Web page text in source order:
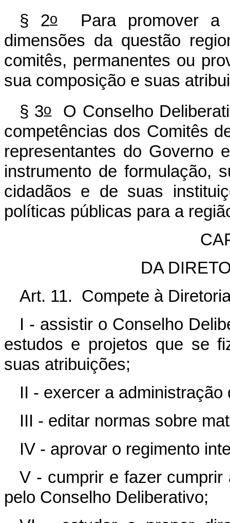
§ 2oPara promover a
dimensões da questão
comitês, permanentes ou
sua composição e suas
§ 3oO Conselho
competências dos Comitês
representantes do Governo
instrumento de formulação,
cidadãos e de suas
políticas públicas para a
DA
Art. 11. Compete à
I - assistir o Conselho
estudos e projetos que se
suas atribuições;
II - exercer a administração
III - editar normas sobre
IV - aprovar o regimento
V - cumprir e fazer
pelo Conselho Deliberativo;